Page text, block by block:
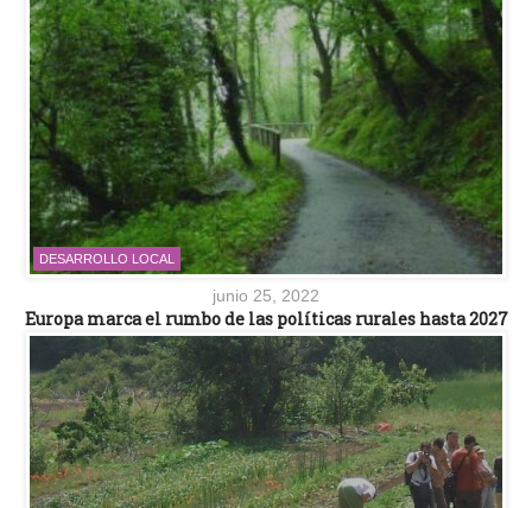
DESARROLLO LOCAL
junio 25, 2022
Europa marca el rumbo de las políticas rurales hasta 2027